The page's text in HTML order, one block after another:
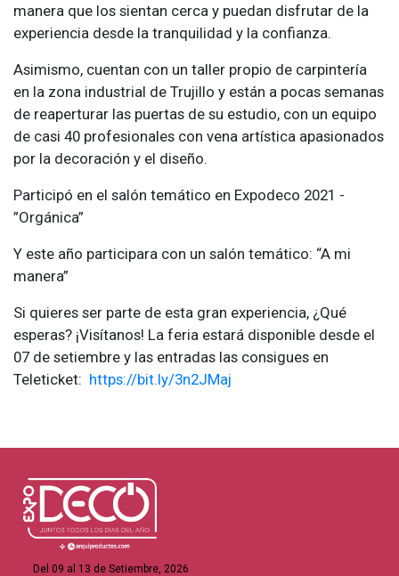
manera que los sientan cerca y puedan disfrutar de la
experiencia desde la tranquilidad y la confianza.
Asimismo, cuentan con un taller propio de carpintería
en la zona industrial de Trujillo y están a pocas semanas
de reaperturar las puertas de su estudio, con un equipo
de casi 40 profesionales con vena artística apasionados
por la decoración y el diseño.
Participó en el salón temático en Expodeco 2021 -
”Orgánica”
Y este año participara con un salón temático: “A mi
manera”
Si quieres ser parte de esta gran experiencia, ¿Qué
esperas? ¡Visítanos! La feria estará disponible desde el
07 de setiembre y las entradas las consigues en
Teleticket: https://bit.ly/3n2JMaj
Del 09 al 13 de Setiembre, 2026